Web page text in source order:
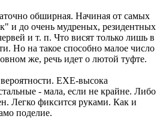
обширная. Начиная от самых
и до очень мудреных, резидентных
и т. п. Что висят только лишь в
Но на такое способно малое число
же, речь идет о лютой туфте.
EXE-высока
- мала, если не крайне. Либо
Легко фиксится руками. Как и
поделие.